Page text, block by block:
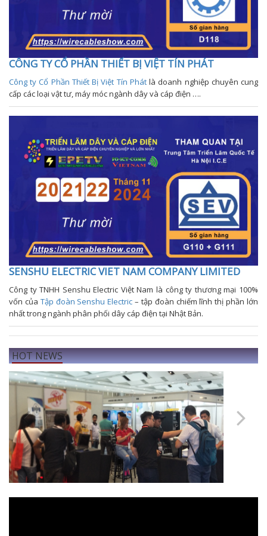
CÔNG TY CỔ PHẦN THIẾT BỊ VIỆT TÍN PHÁT
Công ty Cổ Phần Thiết Bị Việt Tín Phátlà doanh nghiệp chuyên cung
cấp các loại vật tư, máy móc ngành dây và cáp điện ….
SENSHU ELECTRIC VIET NAM COMPANY LIMITED
Công ty TNHH Senshu Electric Việt Nam là công ty thương mại 100%
vốn của Tập đoàn Senshu Electric – tập đoàn chiếm lĩnh thị phần lớn
nhất trong ngành phân phối dây cáp điện tại Nhật Bản.
HOT NEWS
Previous